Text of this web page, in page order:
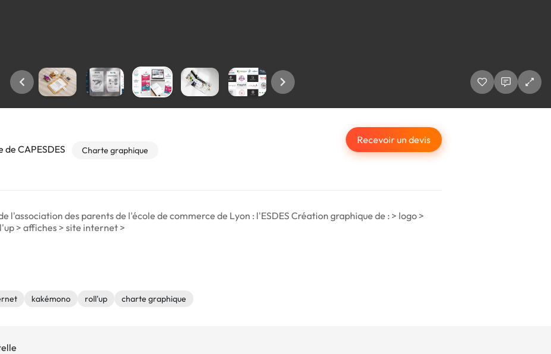
CAPESDES
Charte graphique
Recevoir un devis
l'association des parents de l'école de commerce de Lyon : l'ESDES Création graphique de : > logo >
> affiches > site internet >
kakémono roll'up charte graphique